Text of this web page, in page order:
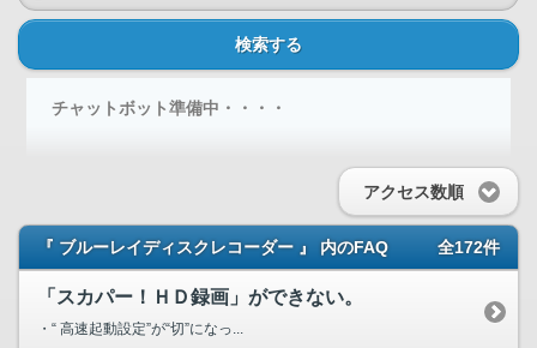
検索する
チャットボット準備中・・・・
アクセス数順
『 ブルーレイディスクレコーダー 』 内のFAQ 全172件
「スカパー！ＨＤ録画」ができない。
・“ 高速起動設定”が“切”になっ...